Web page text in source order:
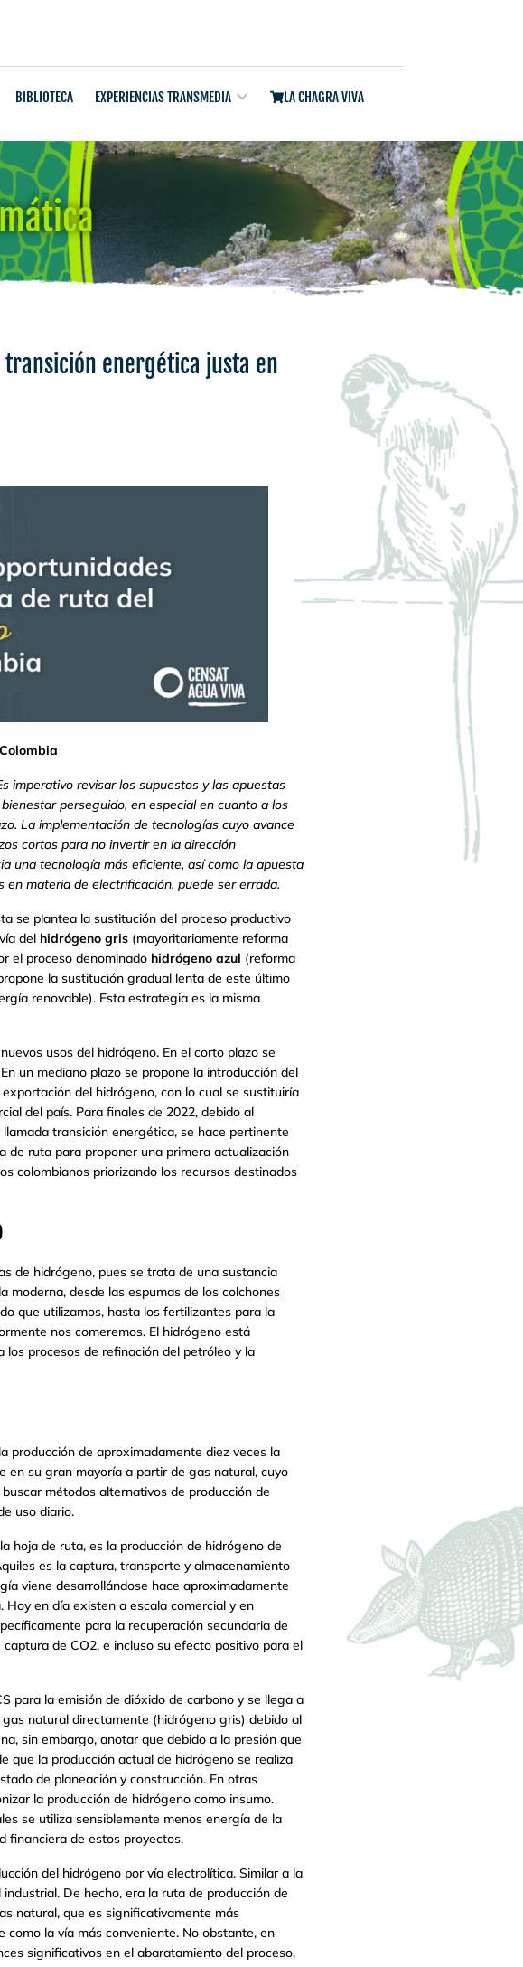
BIBLIOTECA EXPERIENCIAS TRANSMEDIA LA CHAGRA VIVA
energética justa en
imperativo revisar los supuestos y las apuestas
perseguido, en especial en cuanto a los
La implementación de tecnologías cuyo avance
cortos para no invertir en la dirección
una tecnología más eficiente, así como la apuesta
materia de electrificación, puede ser errada.
se plantea la sustitución del proceso productivo
del hidrógeno gris (mayoritariamente reforma
el proceso denominado hidrógeno azul (reforma
la sustitución gradual lenta de este último
renovable). Esta estrategia es la misma
usos del hidrógeno. En el corto plazo se
un mediano plazo se propone la introducción del
del hidrógeno, con lo cual se sustituiría
del país. Para finales de 2022, debido al
transición energética, se hace pertinente
de ruta para proponer una primera actualización
colombianos priorizando los recursos destinados
de hidrógeno, pues se trata de una sustancia
moderna, desde las espumas de los colchones
que utilizamos, hasta los fertilizantes para la
nos comeremos. El hidrógeno está
los procesos de refinación del petróleo y la
producción de aproximadamente diez veces la
en su gran mayoría a partir de gas natural, cuyo
métodos alternativos de producción de
uso diario.
hoja de ruta, es la producción de hidrógeno de
es la captura, transporte y almacenamiento
viene desarrollándose hace aproximadamente
en día existen a escala comercial y en
para la recuperación secundaria de
de CO2, e incluso su efecto positivo para el
para la emisión de dióxido de carbono y se llega a
natural directamente (hidrógeno gris) debido al
sin embargo, anotar que debido a la presión que
que la producción actual de hidrógeno se realiza
de planeación y construcción. En otras
la producción de hidrógeno como insumo.
se utiliza sensiblemente menos energía de la
financiera de estos proyectos.
del hidrógeno por vía electrolítica. Similar a la
De hecho, era la ruta de producción de
natural, que es significativamente más
como la vía más conveniente. No obstante, en
significativos en el abaratamiento del proceso,